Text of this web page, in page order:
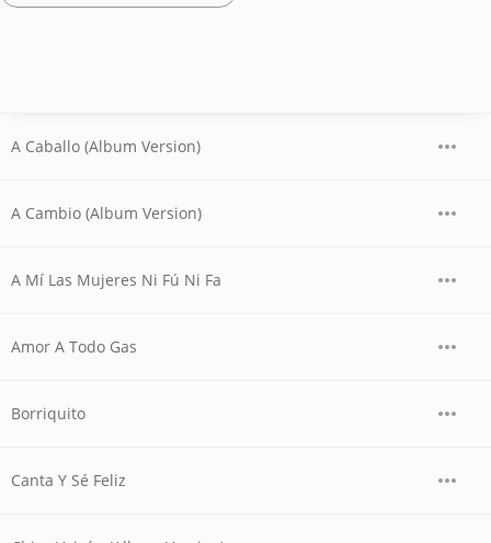
A Caballo (Album Version)
A Cambio (Album Version)
A Mí Las Mujeres Ni Fú Ni Fa
Amor A Todo Gas
Borriquito
Canta Y Sé Feliz